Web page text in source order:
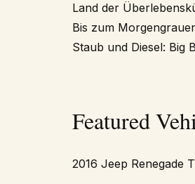
Land der
Bis zum
Staub und Diesel: Big
Featured
2016 Jeep Renegade